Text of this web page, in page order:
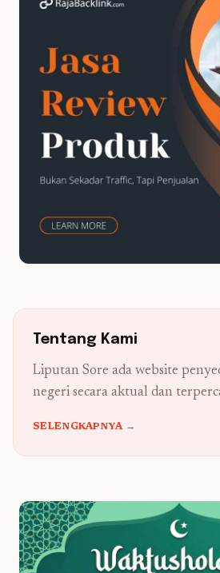
Tentang Kami
Liputan Sore ada website
negeri secara aktual dan
SELENGKAPNYA →